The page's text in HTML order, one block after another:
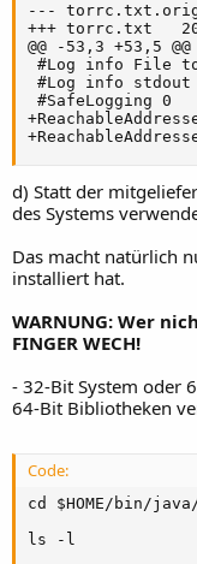
--- torrc.txt.orig
+++ torrc.txt
@@ -53,3 +53,5 @@
#Log info File
#Log info stdout
#SafeLogging 0
d) Statt der
des Systems
Das macht natürlich
installiert hat.
WARNUNG: Wer
FINGER WECH!
- 32-Bit System oder
64-Bit Bibliotheken
Code:
cd $HOME/bin/
ls -l